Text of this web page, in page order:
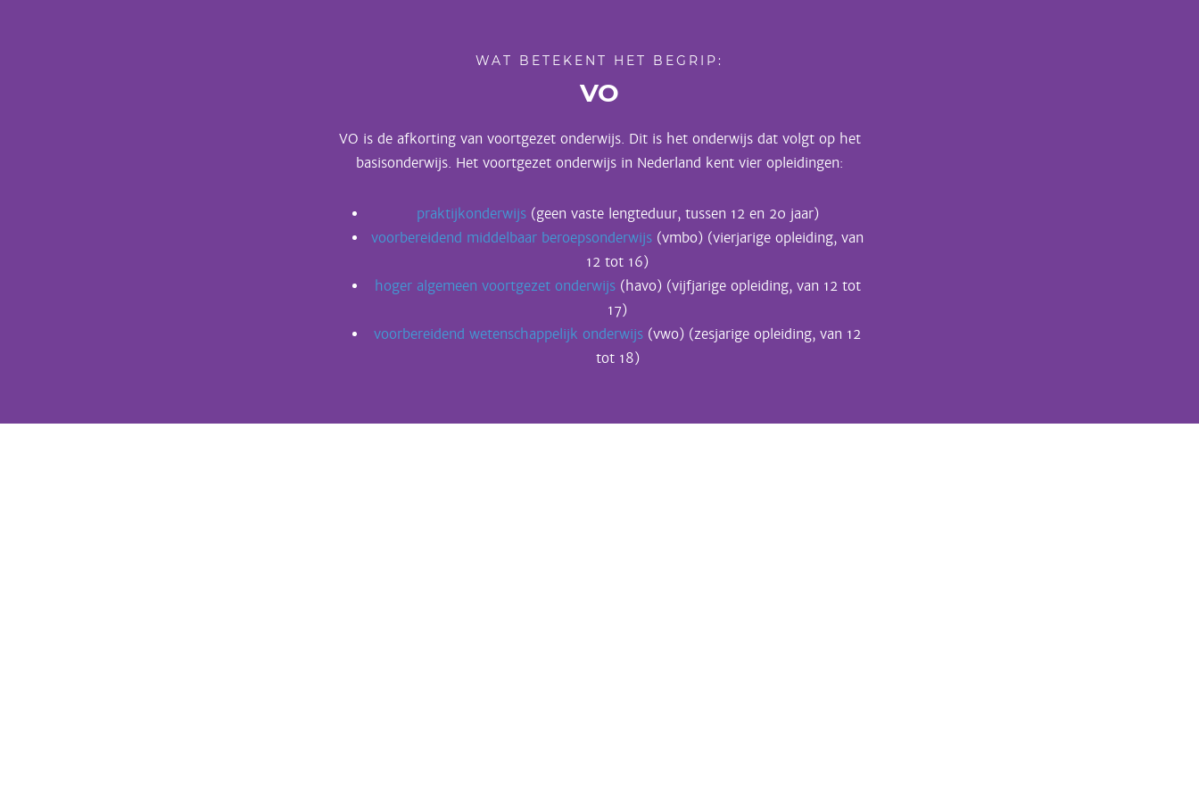
WAT BETEKENT HET BEGRIP:
VO
VO is de afkorting van voortgezet onderwijs. Dit is het onderwijs dat volgt op het
basisonderwijs. Het voortgezet onderwijs in Nederland kent vier opleidingen:
praktijkonderwijs(geen vaste lengteduur, tussen 12 en 20 jaar)
voorbereidend middelbaar beroepsonderwijs (vmbo) (vierjarige opleiding, van
12 tot 16)
hoger algemeen voortgezet onderwijs(havo) (vijfjarige opleiding, van 12 tot
17)
voorbereidend wetenschappelijk onderwijs (vwo) (zesjarige opleiding, van 12
tot 18)